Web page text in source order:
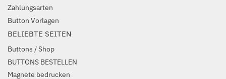
Zahlungsarten
Button Vorlagen
BELIEBTE SEITEN
Buttons / Shop
BUTTONS BESTELLEN
Magnete bedrucken